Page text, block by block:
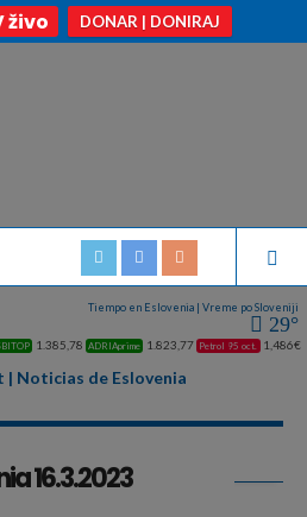
živo DONAR | DONIRAJ
Tiempo en Eslovenia | Vreme po Sloveniji
29°
1.385,78 ADRIAprime 1.823,77 Petrol 95 oct. 1,486€
| Noticias de Eslovenia
16.3.2023